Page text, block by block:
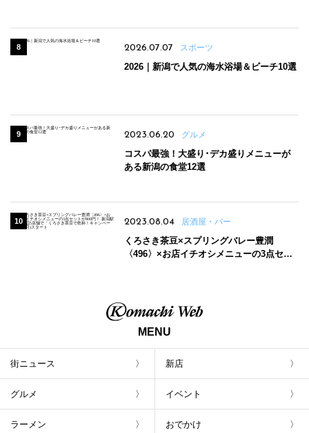
2026.07.07 スポーツ
2026｜新潟で人気の海水浴場＆ビーチ10選
2023.06.20 グルメ
コスパ最強！大盛り･デカ盛りメニューが
ある新潟の食堂12選
2023.08.04 居酒屋・バー
くろさき茶豆×スプリングバレー豊潤
〈496〉×お店イチオシメニューの3点セッ
MENU
街ニュース 新店
グルメ イベント
ラーメン おでかけ